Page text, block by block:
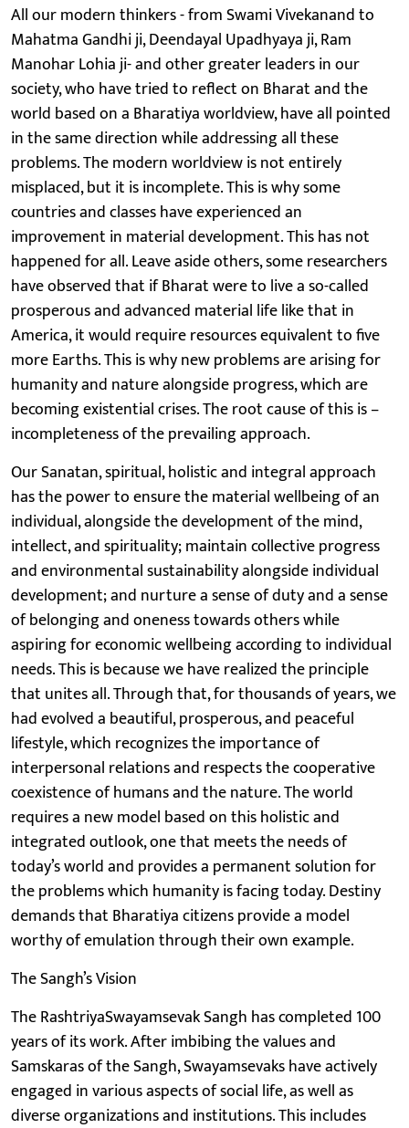
All our modern thinkers - from Swami Vivekanand to
Mahatma Gandhi ji, Deendayal Upadhyaya ji, Ram
Manohar Lohia ji- and other greater leaders in our
society, who have tried to reflect on Bharat and the
world based on a Bharatiya worldview, have all pointed
in the same direction while addressing all these
problems. The modern worldview is not entirely
misplaced, but it is incomplete. This is why some
countries and classes have experienced an
improvement in material development. This has not
happened for all. Leave aside others, some researchers
have observed that if Bharat were to live a so-called
prosperous and advanced material life like that in
America, it would require resources equivalent to five
more Earths. This is why new problems are arising for
humanity and nature alongside progress, which are
becoming existential crises. The root cause of this is –
incompleteness of the prevailing approach.
Our Sanatan, spiritual, holistic and integral approach
has the power to ensure the material wellbeing of an
individual, alongside the development of the mind,
intellect, and spirituality; maintain collective progress
and environmental sustainability alongside individual
development; and nurture a sense of duty and a sense
of belonging and oneness towards others while
aspiring for economic wellbeing according to individual
needs. This is because we have realized the principle
that unites all. Through that, for thousands of years, we
had evolved a beautiful, prosperous, and peaceful
lifestyle, which recognizes the importance of
interpersonal relations and respects the cooperative
coexistence of humans and the nature. The world
requires a new model based on this holistic and
integrated outlook, one that meets the needs of
today’s world and provides a permanent solution for
the problems which humanity is facing today. Destiny
demands that Bharatiya citizens provide a model
worthy of emulation through their own example.
The Sangh’s Vision
The RashtriyaSwayamsevak Sangh has completed 100
years of its work. After imbibing the values and
Samskaras of the Sangh, Swayamsevaks have actively
engaged in various aspects of social life, as well as
diverse organizations and institutions. This includes